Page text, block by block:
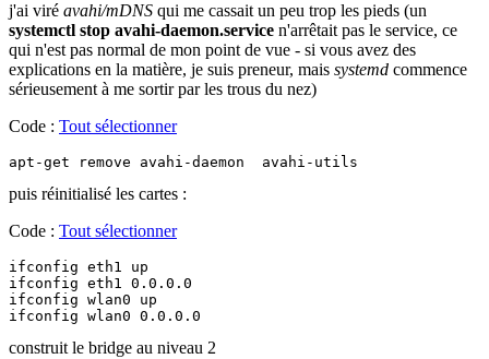
j'ai viré avahi/mDNS qui me cassait un peu trop les pieds (un
systemctl stop avahi-daemon.service n'arrêtait pas le service, ce
qui n'est pas normal de mon point de vue - si vous avez des
explications en la matière, je suis preneur, mais systemd commence
sérieusement à me sortir par les trous du nez)
Code : Tout sélectionner
apt-get remove avahi-daemon  avahi-utils
puis réinitialisé les cartes :
Code : Tout sélectionner
ifconfig eth1 up
ifconfig eth1 0.0.0.0
ifconfig wlan0 up
ifconfig wlan0 0.0.0.0
construit le bridge au niveau 2